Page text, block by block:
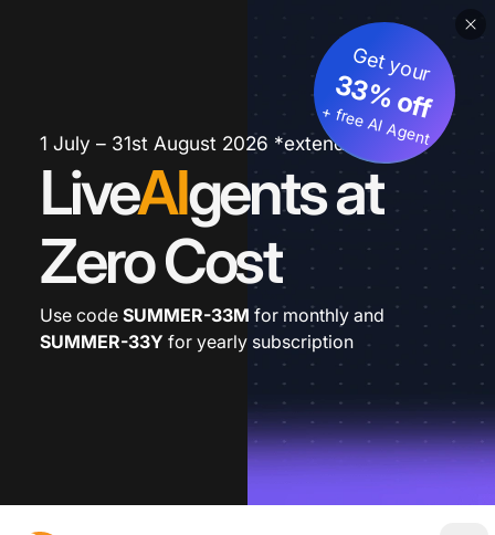
1 July – 31st August 2026 *extended
LiveAIgents at
Zero Cost
Get your
33% off
+ free AI Agent
Use code SUMMER-33M for monthly and
SUMMER-33Y for yearly subscription